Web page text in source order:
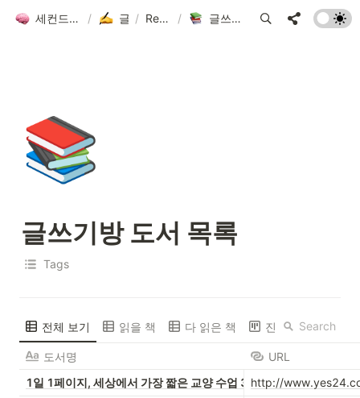
세컨드 브레인 그룹 위키 / 글쓰기방/ Resources / 글쓰기방 도서 목록
📚
글쓰기방 도서 목록
Tags
전체 보기 읽을 책 다 읽은 책 진행 상황Search
도서명
URL
1일 1페이지, 세상에서 가장 짧은 교양 수업 365http://